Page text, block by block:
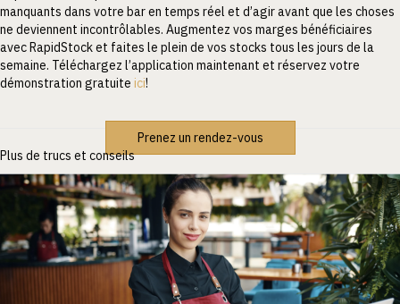
manquants dans votre bar en temps réel et d’agir avant que les choses
ne deviennent incontrôlables. Augmentez vos marges bénéficiaires
avec RapidStock et faites le plein de vos stocks tous les jours de la
semaine. Téléchargez l’application maintenant et réservez votre
démonstration gratuite ici!
Prenez un rendez-vous
Plus de trucs et conseils